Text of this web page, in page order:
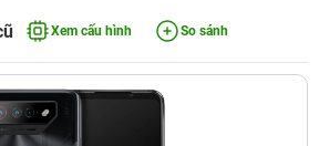
Xem cấu hình So sánh